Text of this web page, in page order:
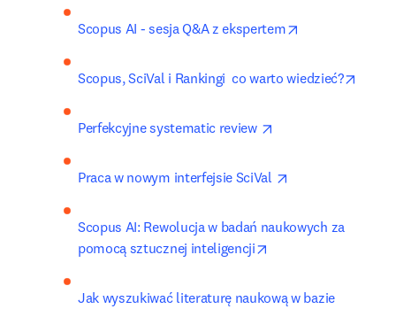
Scopus AI - sesja Q&A z ekspertem
Scopus, SciVal i Rankingi  co warto wiedzieć?
Perfekcyjne systematic review
Praca w nowym interfejsie SciVal
Scopus AI: Rewolucja w badań naukowych za
pomocą sztucznej inteligencji
Jak wyszukiwać literaturę naukową w bazie